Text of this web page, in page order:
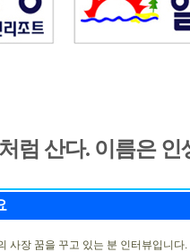
럼 산다. 이름은 인
사장 꿈을 꾸고 있는 분 인터뷰입니